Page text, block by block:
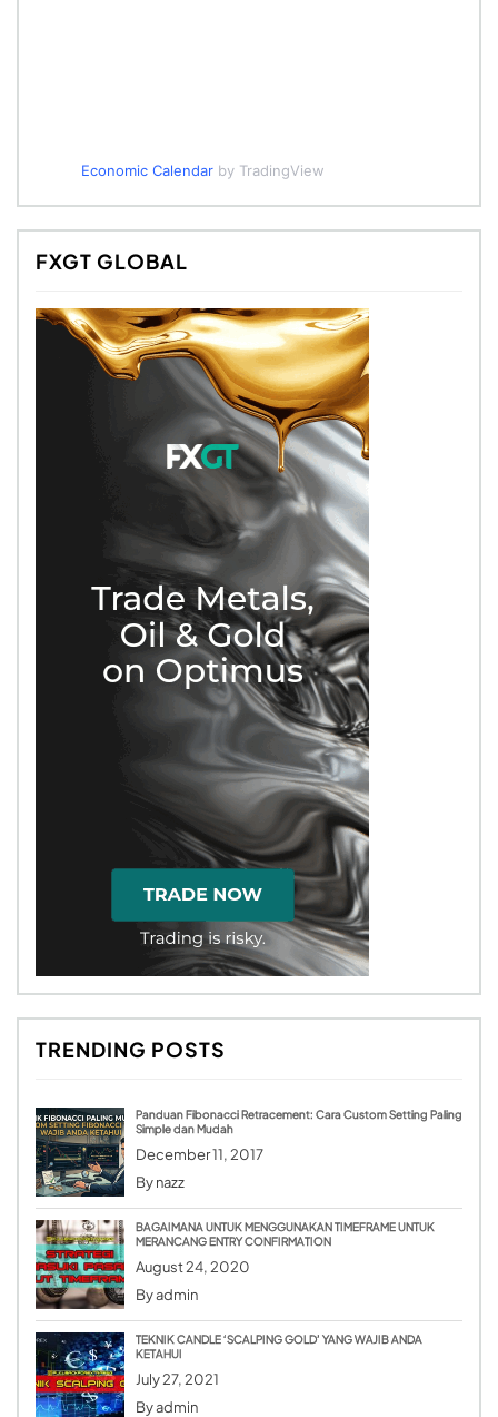
Economic Calendarby TradingView
FXGT GLOBAL
TRENDING POSTS
Panduan Fibonacci Retracement: Cara Custom Setting Paling
Simple dan Mudah
December 11, 2017
Bynazz
BAGAIMANA UNTUK MENGGUNAKAN TIMEFRAME UNTUK
MERANCANG ENTRY CONFIRMATION
August 24, 2020
Byadmin
TEKNIK CANDLE ‘SCALPING GOLD’ YANG WAJIB ANDA
KETAHUI
July 27, 2021
Byadmin